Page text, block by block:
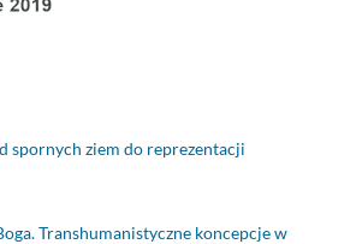
spornych ziem do reprezentacji
Transhumanistyczne koncepcje w